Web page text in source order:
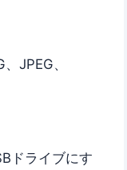
JPEG、
ドライブにす